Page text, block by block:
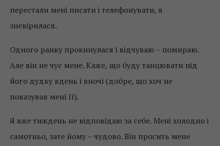
перестали мені писати і телефонувати, я
зневірилася.
Одного ранку прокинулася і відчуваю – помираю.
Але він не чує мене. Каже, що буду танцювати під
його дудку вдень і вночі (добре, що хоч не
показував мені її).
Я вже тиждень не відповідаю за себе. Мені холодно і
самотньо, зате йому – чудово. Він просить мене